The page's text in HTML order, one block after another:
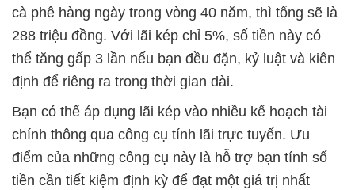
cà phê hàng ngày trong vòng 40 năm, thì tổng sẽ là
288 triệu đồng. Với lãi kép chỉ 5%, số tiền này có
thể tăng gấp 3 lần nếu bạn đều đặn, kỷ luật và kiên
định để riêng ra trong thời gian dài.
Bạn có thể áp dụng lãi kép vào nhiều kế hoạch tài
chính thông qua công cụ tính lãi trực tuyến. Ưu
điểm của những công cụ này là hỗ trợ bạn tính số
tiền cần tiết kiệm định kỳ để đạt một giá trị nhất